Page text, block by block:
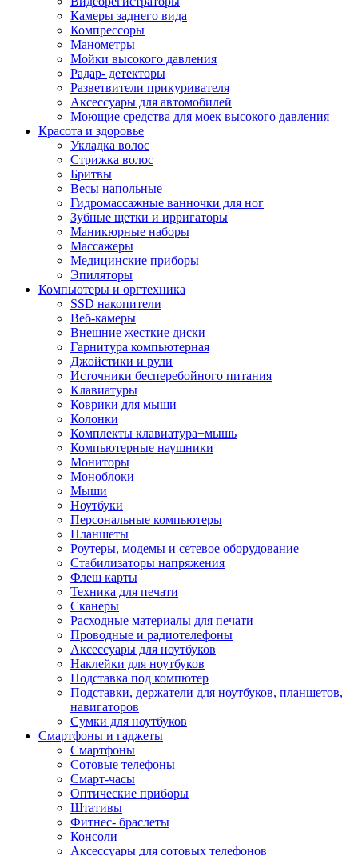
Камеры заднего вида
Компрессоры
Манометры
Мойки высокого давления
Радар- детекторы
Разветвители прикуривателя
Аксессуары для автомобилей
Моющие средства для моек высокого давления
Красота и здоровье
Укладка волос
Стрижка волос
Бритвы
Весы напольные
Гидромассажные ванночки для ног
Зубные щетки и ирригаторы
Маникюрные наборы
Массажеры
Медицинские приборы
Эпиляторы
Компьютеры и оргтехника
SSD накопители
Веб-камеры
Внешние жесткие диски
Гарнитура компьютерная
Джойстики и рули
Источники бесперебойного питания
Клавиатуры
Коврики для мыши
Колонки
Комплекты клавиатура+мышь
Компьютерные наушники
Мониторы
Моноблоки
Мыши
Ноутбуки
Персональные компьютеры
Планшеты
Роутеры, модемы и сетевое оборудование
Стабилизаторы напряжения
Флеш карты
Техника для печати
Сканеры
Расходные материалы для печати
Проводные и радиотелефоны
Аксессуары для ноутбуков
Наклейки для ноутбуков
Подставка под компютер
Подставки, держатели для ноутбуков, планшетов,
навигаторов
Сумки для ноутбуков
Смартфоны и гаджеты
Смартфоны
Сотовые телефоны
Смарт-часы
Оптические приборы
Штативы
Фитнес- браслеты
Консоли
Аксессуары для сотовых телефонов